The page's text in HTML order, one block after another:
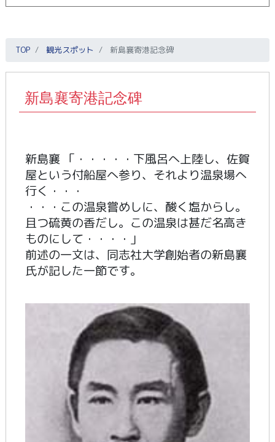
TOP 観光スポット 新島襄寄港記念碑
新島襄寄港記念碑
新島襄 「・・・・・下風呂へ上陸し、佐賀
屋という付船屋へ参り、それより温泉場へ
行く・・・
・・・この温泉嘗めしに、酸く塩からし。
且つ硫黄の香だし。この温泉は甚だ名高き
ものにして・・・・」
前述の一文は、同志社大学創始者の新島襄
氏が記した一節です。